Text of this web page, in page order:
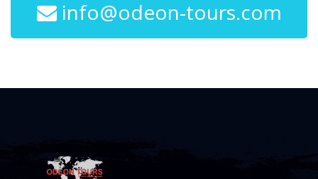
info@odeon-tours.com